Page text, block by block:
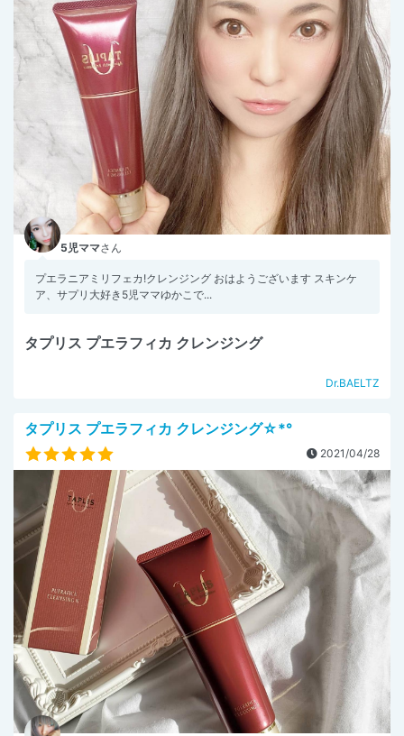
5児ママさん
プエラニアミリフェカ!クレンジング おはようございます スキンケ
ア、サプリ大好き5児ママゆかこで...
タプリス プエラフィカ クレンジング
Dr.BAELTZ
タプリス プエラフィカ クレンジング☆*°
2021/04/28